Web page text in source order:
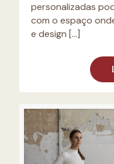
personalizadas
com o espaço
e design […]